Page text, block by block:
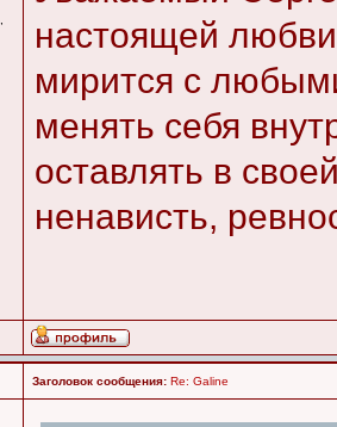
настоящей
мирится с
менять себя
оставлять в
ненависть,
Заголовок сообщения: Re: Galine